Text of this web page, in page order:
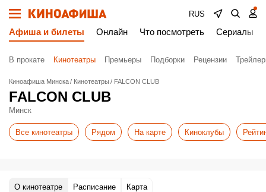
RUS
Афиша и билеты Онлайн Что посмотреть Сериалы
В прокате Кинотеатры Премьеры Подборки Рецензии
Киноафиша Минска Кинотеатры FALCON CLUB
FALCON CLUB
Минск
Все кинотеатры Рядом На карте Киноклубы
О кинотеатре Расписание Карта